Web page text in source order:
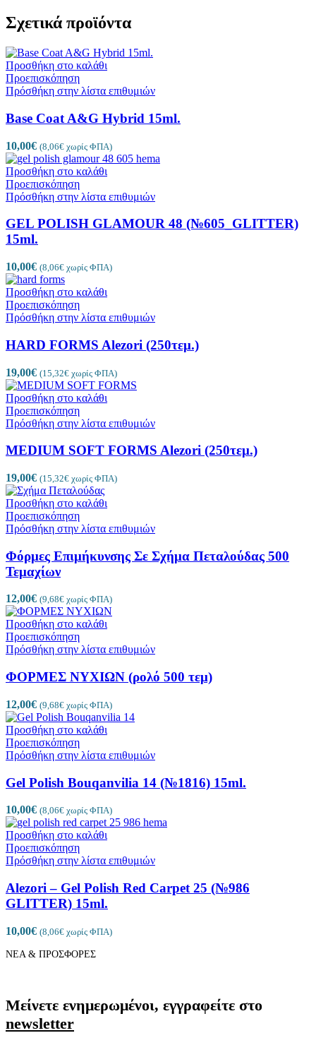
Σχετικά προϊόντα
Προσθήκη στο καλάθι
Προεπισκόπηση
Πρόσθήκη στην λίστα επιθυμιών
Base Coat A&G Hybrid 15ml.
10,00€ (8,06€ χωρίς ΦΠΑ)
Προσθήκη στο καλάθι
Προεπισκόπηση
Πρόσθήκη στην λίστα επιθυμιών
GEL POLISH GLAMOUR 48 (№605_GLITTER)
15ml.
10,00€ (8,06€ χωρίς ΦΠΑ)
Προσθήκη στο καλάθι
Προεπισκόπηση
Πρόσθήκη στην λίστα επιθυμιών
HARD FORMS Alezori (250τεμ.)
19,00€ (15,32€ χωρίς ΦΠΑ)
Προσθήκη στο καλάθι
Προεπισκόπηση
Πρόσθήκη στην λίστα επιθυμιών
MEDIUM SOFT FORMS Alezori (250τεμ.)
19,00€ (15,32€ χωρίς ΦΠΑ)
Προσθήκη στο καλάθι
Προεπισκόπηση
Πρόσθήκη στην λίστα επιθυμιών
Φόρμες Επιμήκυνσης Σε Σχήμα Πεταλούδας 500
Τεμαχίων
12,00€ (9,68€ χωρίς ΦΠΑ)
Προσθήκη στο καλάθι
Προεπισκόπηση
Πρόσθήκη στην λίστα επιθυμιών
ΦΟΡΜΕΣ ΝΥΧΙΩΝ (ρολό 500 τεμ)
12,00€ (9,68€ χωρίς ΦΠΑ)
Προσθήκη στο καλάθι
Προεπισκόπηση
Πρόσθήκη στην λίστα επιθυμιών
Gel Polish Bouqanvilia 14 (№1816) 15ml.
10,00€ (8,06€ χωρίς ΦΠΑ)
Προσθήκη στο καλάθι
Προεπισκόπηση
Πρόσθήκη στην λίστα επιθυμιών
Alezori – Gel Polish Red Carpet 25 (№986
GLITTER) 15ml.
10,00€ (8,06€ χωρίς ΦΠΑ)
ΝΕΑ & ΠΡΟΣΦΟΡΕΣ
Μείνετε ενημερωμένοι, εγγραφείτε στο
newsletter